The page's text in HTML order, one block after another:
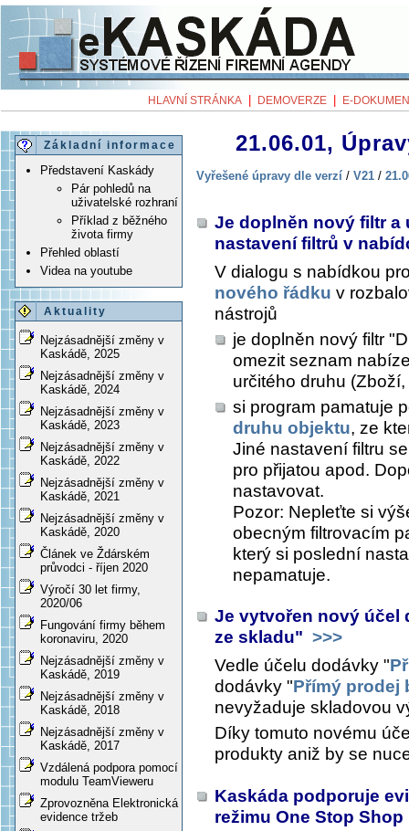
HLAVNÍ STRÁNKA DEMOVERZE E-
Základní informace
Představení Kaskády
Pár pohledů na
uživatelské rozhraní
Příklad z běžného
života firmy
Přehled oblastí
Videa na youtube
Aktuality
Nejzásadnější změny v
Kaskádě, 2025
Nejzásadnější změny v
Kaskádě, 2024
Nejzásadnější změny v
Kaskádě, 2023
Nejzásadnější změny v
Kaskádě, 2022
Nejzásadnější změny v
Kaskádě, 2021
Nejzásadnější změny v
Kaskádě, 2020
Článek ve Ždárském
průvodci - říjen 2020
Výročí 30 let firmy,
2020/06
Fungování firmy během
koronaviru, 2020
Nejzásadnější změny v
Kaskádě, 2019
Nejzásadnější změny v
Kaskádě, 2018
Nejzásadnější změny v
Kaskádě, 2017
Vzdálená podpora pomocí
modulu TeamVieweru
Zprovozněna Elektronická
evidence tržeb
21.06.01,
Vyřešené úpravy dle verzí / V21 /
Je doplněn nový filtr a
nastavení filtrů v
V dialogu s nabídkou
nového řádku v
nástrojů
je doplněn nový filtr
omezit seznam
určitého druhu
si program pamatuje
druhu objektu, ze
Jiné nastavení filtru
pro přijatou apod.
nastavovat.
Pozor: Nepleťte si
obecným filtrovacím
který si poslední
nepamatuje.
Je vytvořen nový účel
ze skladu" >>>
Vedle účelu dodávky "
dodávky "Přímý prodej
nevyžaduje skladovou
Díky tomuto novému
produkty aniž by se
Kaskáda podporuje
režimu One Stop Shop